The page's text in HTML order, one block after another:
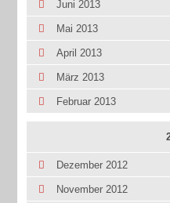
Juni 2013
Mai 2013
April 2013
März 2013
Februar 2013
Dezember 2012
November 2012